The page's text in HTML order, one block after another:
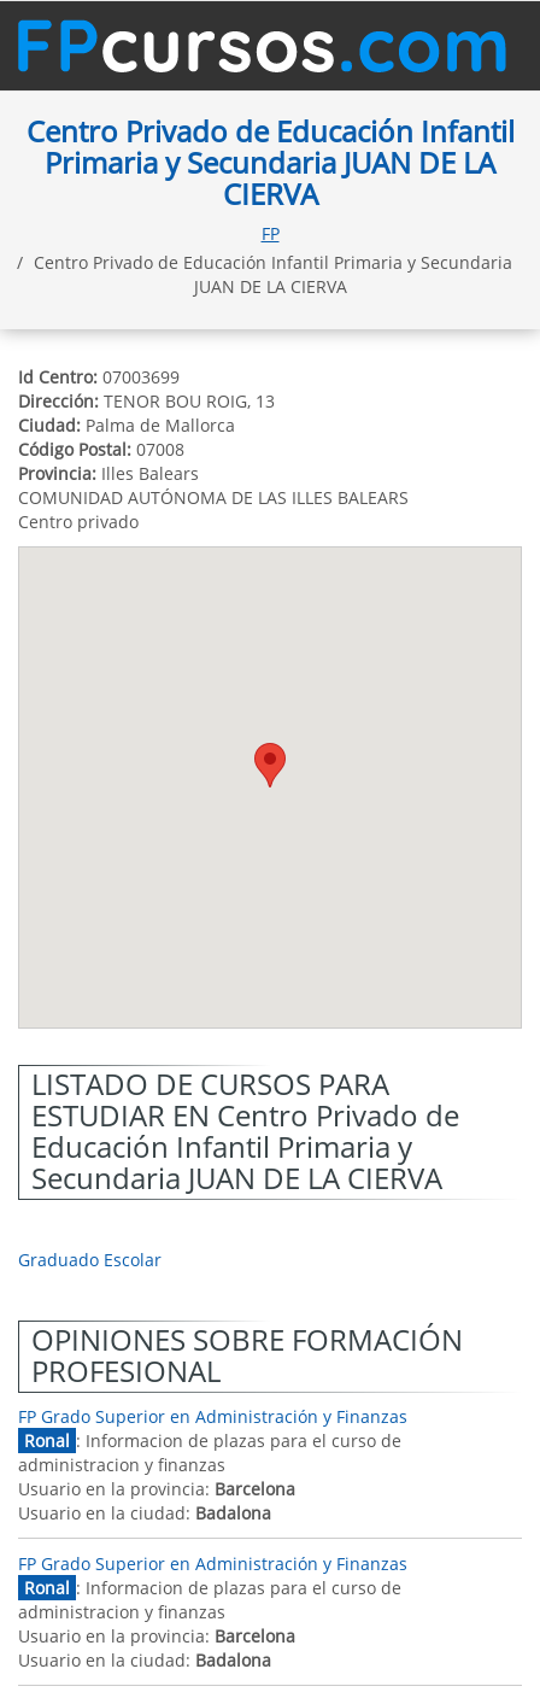
Centro Privado de Educación Infantil
Primaria y Secundaria JUAN DE LA
CIERVA
FP
Centro Privado de Educación Infantil Primaria y Secundaria
JUAN DE LA CIERVA
Id Centro: 07003699
Dirección: TENOR BOU ROIG, 13
Ciudad: Palma de Mallorca
Código Postal: 07008
Provincia: Illes Balears
COMUNIDAD AUTÓNOMA DE LAS ILLES BALEARS
Centro privado
LISTADO DE CURSOS PARA
ESTUDIAR EN Centro Privado de
Educación Infantil Primaria y
Secundaria JUAN DE LA CIERVA
Graduado Escolar
OPINIONES SOBRE FORMACIÓN
PROFESIONAL
FP Grado Superior en Administración y Finanzas
Ronal : Informacion de plazas para el curso de
administracion y finanzas
Usuario en la provincia: Barcelona
Usuario en la ciudad: Badalona
FP Grado Superior en Administración y Finanzas
Ronal : Informacion de plazas para el curso de
administracion y finanzas
Usuario en la provincia: Barcelona
Usuario en la ciudad: Badalona